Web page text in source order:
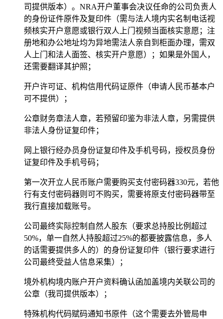
司提供版本）。NRA开户董事会决议任命的公司负责人
的身份证件原件及复印件（需与法人境内实名制电话视
频核实开户意愿或银行双人上门视频当面核实意愿；注
册地和办公地址均为异地需法人亲自到柜面办理，需双
人上门和法人面签、核实开户意愿）；如果是外国人，
还需要翻译其护照；
开户许可证、机构信用代码证原件（申请人民币基本户
可不提供）；
公章财务章法人章，若预留印鉴为非法人章，另需提供
非法人身份证复印件；
网上银行经办员身份证复印件及手机号码，授权员身份
证复印件及手机号码；
第一次开立人民币账户需要购买支付密码器330元，若他
行有支付密码器则可不购买，需要将原支付密码器带至
我行直接加载账号。
公司最终实际控制自然人股东（要求总持股比例超过
50%，单一自然人持股超过25%的都要披露信息，多人
的话需要提供多人的）的身份证复印件（银行要求进行
公司最终受益人信息采集）；
境外机构境内账户开户资料确认函加盖境内关联公司的
公章（我司提供版本）；
特殊机构代码赋码通知书原件（这个需要去外管局申